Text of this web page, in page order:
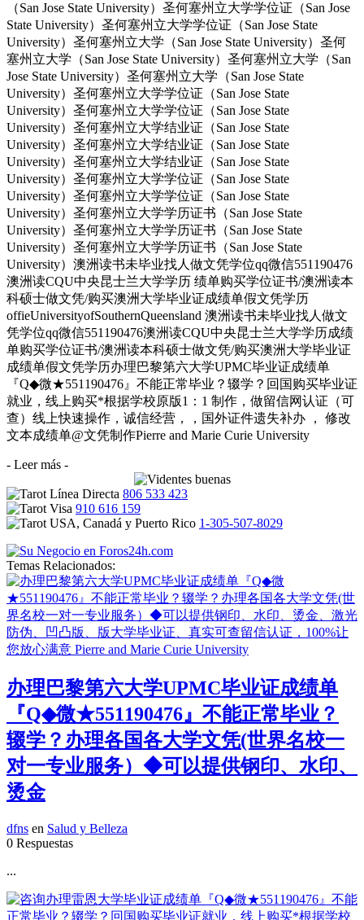
（San Jose State University）圣何塞州立大学学位证（San Jose
State University）圣何塞州立大学学位证（San Jose State
University）圣何塞州立大学（San Jose State University）圣何
塞州立大学（San Jose State University）圣何塞州立大学（San
Jose State University）圣何塞州立大学（San Jose State
University）圣何塞州立大学学位证（San Jose State
University）圣何塞州立大学学位证（San Jose State
University）圣何塞州立大学结业证（San Jose State
University）圣何塞州立大学结业证（San Jose State
University）圣何塞州立大学结业证（San Jose State
University）圣何塞州立大学学位证（San Jose State
University）圣何塞州立大学学位证（San Jose State
University）圣何塞州立大学学历证书（San Jose State
University）圣何塞州立大学学历证书（San Jose State
University）圣何塞州立大学学历证书（San Jose State
University）澳洲读书未毕业找人做文凭学位qq微信551190476
澳洲读CQU中央昆士兰大学学历 绩单购买学位证书/澳洲读本
科硕士做文凭/购买澳洲大学毕业证成绩单假文凭学历
offieUniversityofSouthernQueensland 澳洲读书未毕业找人做文
凭学位qq微信551190476澳洲读CQU中央昆士兰大学学历成绩
单购买学位证书/澳洲读本科硕士做文凭/购买澳洲大学毕业证
成绩单假文凭学历办理巴黎第六大学UPMC毕业证成绩单
『Q◆微★551190476』不能正常毕业？辍学？回国购买毕业证
就业，线上购买*根据学校原版1：1 制作，做留信网认证（可
查）线上快速操作，诚信经营，，国外证件遗失补办 ， 修改
文本成绩单@文凭制作Pierre and Marie Curie University
- Leer más -
806 533 423
910 616 159
1-305-507-8029
Temas Relacionados:
办理巴黎第六大学UPMC毕业证成绩单
『Q◆微★551190476』不能正常毕业？
辍学？办理各国各大学文凭(世界名校一
对一专业服务）◆可以提供钢印、水印、
烫金
dfns en Salud y Belleza
0 Respuestas
...